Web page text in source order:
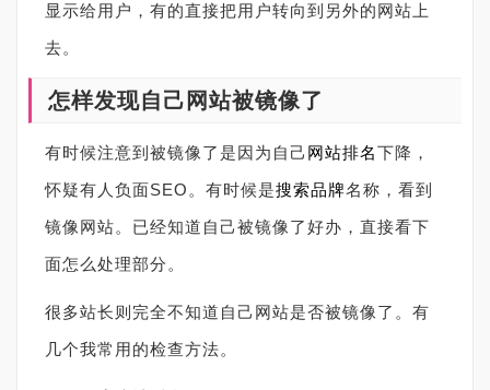
显示给用户，有的直接把用户转向到另外的网站上
去。
怎样发现自己网站被镜像了
有时候注意到被镜像了是因为自己 网站排名下降，
怀疑有人负面SEO。有时候是搜索品牌名称，看到
镜像网站。已经知道自己被镜像了好办，直接看下
面怎么处理部分。
很多站长则完全不知道自己网站是否被镜像了。有
几个我常用的检查方法。